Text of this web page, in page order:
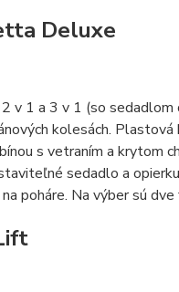
Deluxe
v 1 a 3 v 1 (so sedadlom
kolesách.
s vetraním a krytom
sedadlo a
poháre. Na výber sú